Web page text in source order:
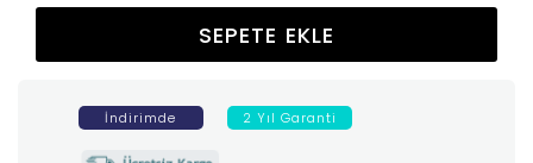
Bahçe
SEPETE EKLE
İndirimde 2 Yıl Garanti